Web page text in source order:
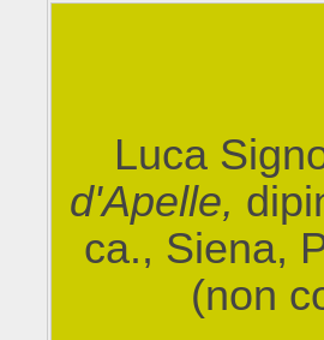
Luca
d'Apelle,
ca., Siena,
(non